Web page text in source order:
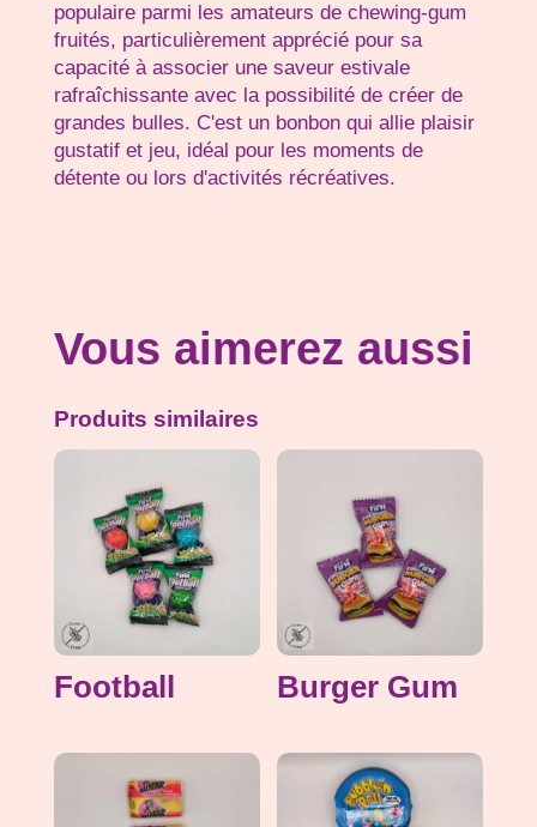
populaire parmi les amateurs de chewing-gum
fruités, particulièrement apprécié pour sa
capacité à associer une saveur estivale
rafraîchissante avec la possibilité de créer de
grandes bulles. C'est un bonbon qui allie plaisir
gustatif et jeu, idéal pour les moments de
détente ou lors d'activités récréatives.
Vous aimerez aussi
Produits similaires
Football Burger Gum